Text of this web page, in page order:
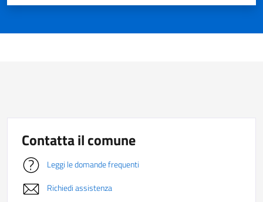
Contatta il comune
Leggi le domande frequenti
Richiedi assistenza